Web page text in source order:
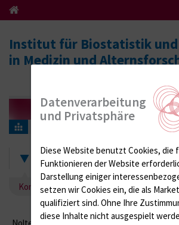
Institut für Biostatistik
in Medizin und
Kontakt Johann Nolte
Johann Nolte
Kontakt Johann Nolte
Nolte, Johann
Datenverarbeitung
und Privatsphäre
Diese Website benutzt Cookies, die
Funktionieren der Website
Darstellung einiger
setzen wir Cookies ein, die als
qualifiziert sind. Ohne Ihre
diese Inhalte nicht ausgespielt